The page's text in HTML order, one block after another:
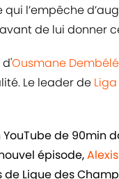
l’empêche
de lui donner
Ousmane Dembélé
Le leader de Liga
YouTube de
épisode,
Ligue des